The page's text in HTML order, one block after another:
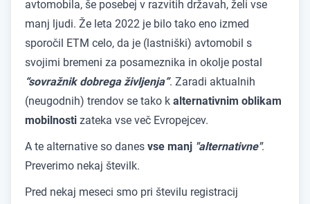
avtomobila, še posebej v razvitih državah, želi vse
manj ljudi. Že leta 2022 je bilo tako eno izmed
sporočil ETM celo, da je (lastniški) avtomobil s
svojimi bremeni za posameznika in okolje postal
“sovražnik dobrega življenja”. Zaradi aktualnih
(neugodnih) trendov se tako k alternativnim oblikam
mobilnosti zateka vse več Evropejcev.
A te alternative so danes vse manj "alternativne".
Preverimo nekaj številk.
Pred nekaj meseci smo pri številu registracij